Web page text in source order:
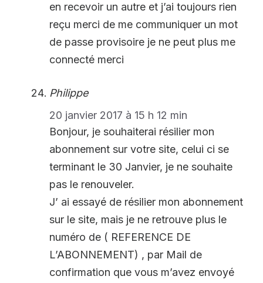
en recevoir un autre et j’ai toujours rien
reçu merci de me communiquer un mot
de passe provisoire je ne peut plus me
connecté merci
Philippe
20 janvier 2017 à 15 h 12 min
Bonjour, je souhaiterai résilier mon
abonnement sur votre site, celui ci se
terminant le 30 Janvier, je ne souhaite
pas le renouveler.
J’ ai essayé de résilier mon abonnement
sur le site, mais je ne retrouve plus le
numéro de ( REFERENCE DE
L’ABONNEMENT) , par Mail de
confirmation que vous m’avez envoyé